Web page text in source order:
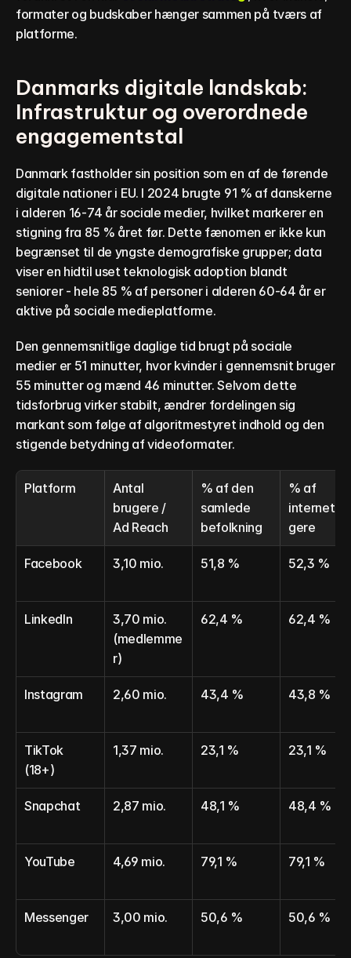
formater og budskaber hænger sammen på tværs af
platforme.
Danmarks digitale landskab:
Infrastruktur og overordnede
engagementstal
Danmark fastholder sin position som en af de førende
digitale nationer i EU. I 2024 brugte 91 % af danskerne
i alderen 16-74 år sociale medier, hvilket markerer en
stigning fra 85 % året før. Dette fænomen er ikke kun
begrænset til de yngste demografiske grupper; data
viser en hidtil uset teknologisk adoption blandt
seniorer - hele 85 % af personer i alderen 60-64 år er
aktive på sociale medieplatforme.
Den gennemsnitlige daglige tid brugt på sociale
medier er 51 minutter, hvor kvinder i gennemsnit bruger
55 minutter og mænd 46 minutter. Selvom dette
tidsforbrug virker stabilt, ændrer fordelingen sig
markant som følge af algoritmestyret indhold og den
stigende betydning af videoformater.
Platform
Antal
brugere /
Ad Reach
% af den
samlede
befolkning
% af
gere
Facebook 3,10 mio. 51,8 % 52,3 %
LinkedIn
3,70 mio.
(medlemme
r)
62,4 % 62,4 %
Instagram 2,60 mio. 43,4 % 43,8 %
TikTok
(18+)
1,37 mio. 23,1 % 23,1 %
Snapchat 2,87 mio. 48,1 % 48,4 %
YouTube 4,69 mio. 79,1 % 79,1 %
Messenger 3,00 mio. 50,6 % 50,6 %